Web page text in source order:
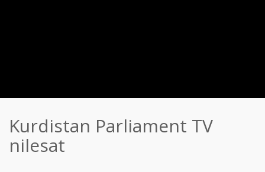
Kurdistan Parliament TV
nilesat